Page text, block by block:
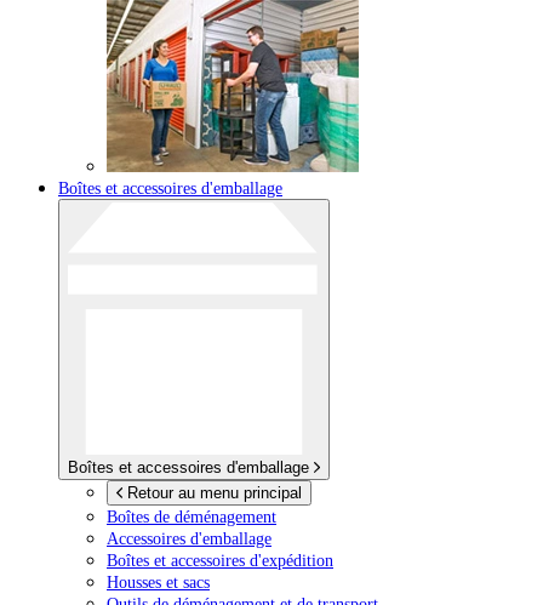
Boîtes et accessoires d'emballage
Boîtes et accessoires d'emballage
Retour au menu principal
Boîtes de déménagement
Accessoires d'emballage
Boîtes et accessoires d'expédition
Housses et sacs